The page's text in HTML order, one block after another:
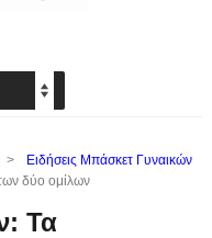
>
Ειδήσεις Μπάσκετ Γυναικών
δύο ομίλων
Τα